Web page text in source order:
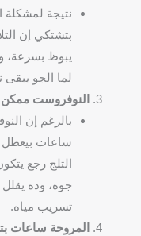
نتيجة لمشكلة
بتشتكي إن
يبوظ بسرعة،
لما الجو يبقى
النوفروست ممكن
بالرغم إن
ساعات بيعطل
التلج رجع
جوه، وده
تسريب مياه.
المروحة ساعات